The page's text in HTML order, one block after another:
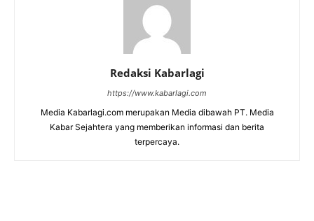
Redaksi Kabarlagi
https://www.kabarlagi.com
Media Kabarlagi.com merupakan Media dibawah PT. Media
Kabar Sejahtera yang memberikan informasi dan berita
terpercaya.